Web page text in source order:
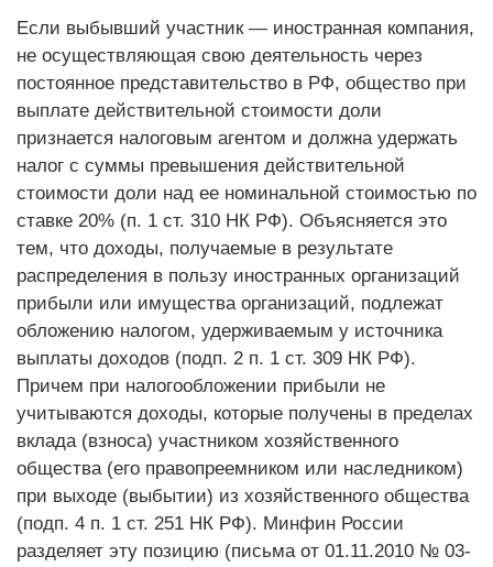
Если выбывший участник — иностранная компания,
не осуществляющая свою деятельность через
постоянное представительство в РФ, общество при
выплате действительной стоимости доли
признается налоговым агентом и должна удержать
налог с суммы превышения действительной
стоимости доли над ее номинальной стоимостью по
ставке 20% (п. 1 ст. 310 НК РФ). Объясняется это
тем, что доходы, получаемые в результате
распределения в пользу иностранных организаций
прибыли или имущества организаций, подлежат
обложению налогом, удерживаемым у источника
выплаты доходов (подп. 2 п. 1 ст. 309 НК РФ).
Причем при налогообложении прибыли не
учитываются доходы, которые получены в пределах
вклада (взноса) участником хозяйственного
общества (его правопреемником или наследником)
при выходе (выбытии) из хозяйственного общества
(подп. 4 п. 1 ст. 251 НК РФ). Минфин России
разделяет эту позицию (письма от 01.11.2010 № 03-